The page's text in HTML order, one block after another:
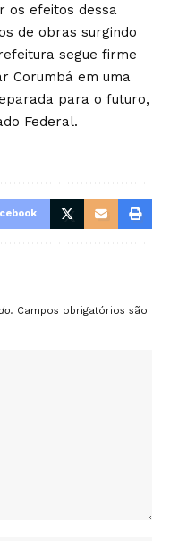
os efeitos dessa
de obras surgindo
segue firme
Corumbá em uma
para o futuro,
Federal.
Campos obrigatórios são